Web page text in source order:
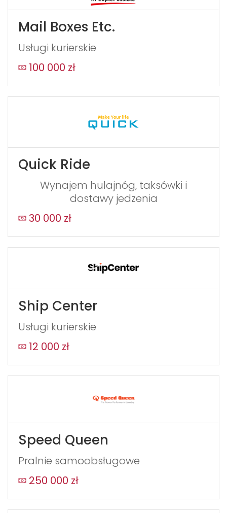
Mail Boxes Etc.
Usługi kurierskie
100 000 zł
Quick Ride
Wynajem hulajnóg, taksówki i
dostawy jedzenia
30 000 zł
Ship Center
Usługi kurierskie
12 000 zł
Speed Queen
Pralnie samoobsługowe
250 000 zł